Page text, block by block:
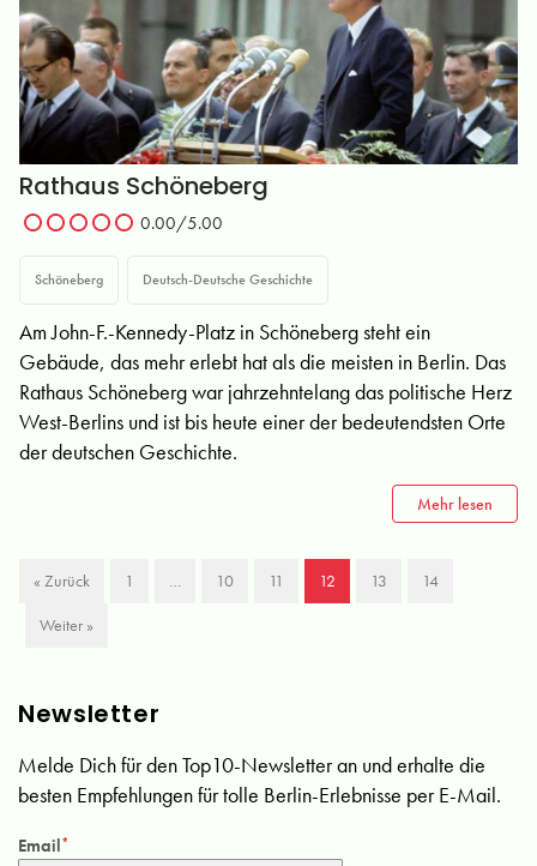
Rathaus Schöneberg
0.00/5.00
Schöneberg Deutsch-Deutsche Geschichte
Am John-F.-Kennedy-Platz in Schöneberg steht ein
Gebäude, das mehr erlebt hat als die meisten in Berlin. Das
Rathaus Schöneberg war jahrzehntelang das politische Herz
West-Berlins und ist bis heute einer der bedeutendsten Orte
der deutschen Geschichte.
Mehr lesen
« Zurück 1 … 10 11 12 13 14
Weiter »
Newsletter
Melde Dich für den Top10-Newsletter an und erhalte die
besten Empfehlungen für tolle Berlin-Erlebnisse per E-Mail.
Email*